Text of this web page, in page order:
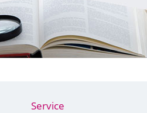
Service